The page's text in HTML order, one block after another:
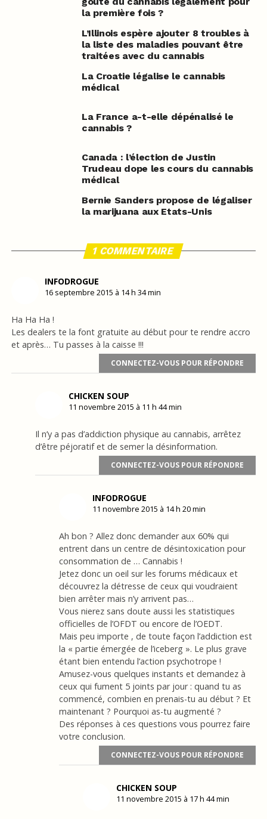
la première fois ?
L’Illinois espère ajouter 8 troubles à
la liste des maladies pouvant être
traitées avec du cannabis
La Croatie légalise le cannabis
médical
La France a-t-elle dépénalisé le
cannabis ?
Canada : l’élection de Justin
Trudeau dope les cours du cannabis
médical
Bernie Sanders propose de légaliser
la marijuana aux Etats-Unis
1 COMMENTAIRE
INFODROGUE
16 septembre 2015 à 14 h 34 min
Ha Ha Ha !
Les dealers te la font gratuite au début pour te rendre accro
et après… Tu passes à la caisse !!!
CONNECTEZ-VOUS POUR RÉPONDRE
CHICKEN SOUP
11 novembre 2015 à 11 h 44 min
Il n’y a pas d’addiction physique au cannabis, arrêtez
d’être péjoratif et de semer la désinformation.
CONNECTEZ-VOUS POUR RÉPONDRE
INFODROGUE
11 novembre 2015 à 14 h 20 min
Ah bon ? Allez donc demander aux 60% qui
entrent dans un centre de désintoxication pour
consommation de … Cannabis !
Jetez donc un oeil sur les forums médicaux et
découvrez la détresse de ceux qui voudraient
bien arrêter mais n’y arrivent pas…
Vous nierez sans doute aussi les statistiques
officielles de l’OFDT ou encore de l’OEDT.
Mais peu importe , de toute façon l’addiction est
la « partie émergée de l’iceberg ». Le plus grave
étant bien entendu l’action psychotrope !
Amusez-vous quelques instants et demandez à
ceux qui fument 5 joints par jour : quand tu as
commencé, combien en prenais-tu au début ? Et
maintenant ? Pourquoi as-tu augmenté ?
Des réponses à ces questions vous pourrez faire
votre conclusion.
CONNECTEZ-VOUS POUR RÉPONDRE
CHICKEN SOUP
11 novembre 2015 à 17 h 44 min